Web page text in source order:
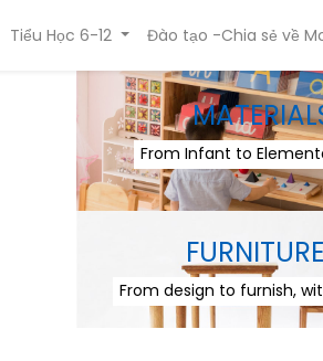
Tiểu Học 6-12 Đào tạo -Chia sẻ về
From Infant to
From design to furnish,